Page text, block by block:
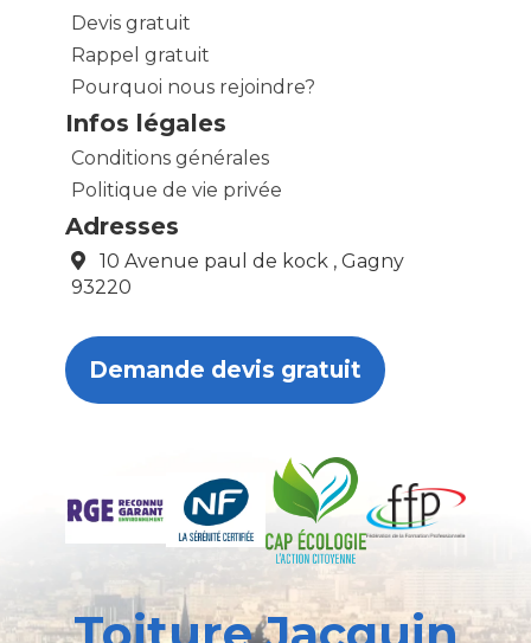
Devis gratuit
Rappel gratuit
Pourquoi nous rejoindre?
Infos légales
Conditions générales
Politique de vie privée
Adresses
10 Avenue paul de kock , Gagny
93220
Demande devis gratuit